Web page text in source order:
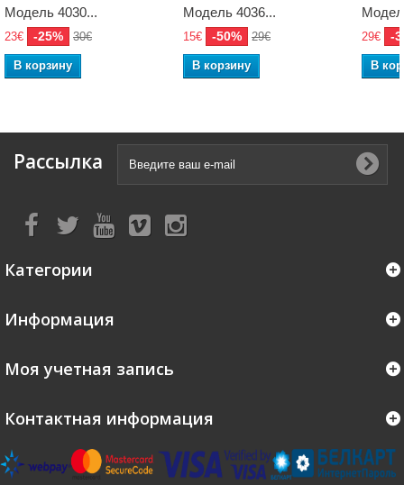
Модель 4030...
23€ -25% 30€
В корзину
Модель 4036...
15€ -50% 29€
В корзину
29€ -
В
Рассылка
Категории
Информация
Моя учетная запись
Контактная информация